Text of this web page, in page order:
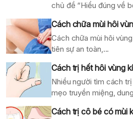
chủ đề “Hiểu đúng về
Cách chữa mùi hôi
Cách chữa mùi hôi
tiên sự an toàn,...
Cách trị hết hôi vùng
Nhiều người tìm cách
mẹo truyền miệng,
Cách trị cô bé có mùi